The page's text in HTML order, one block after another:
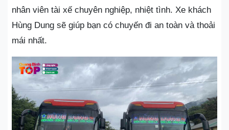
nhân viên tài xế chuyên nghiệp, nhiệt tình. Xe khách
Hùng Dung sẽ giúp bạn có chuyến đi an toàn và thoải
mái nhất.